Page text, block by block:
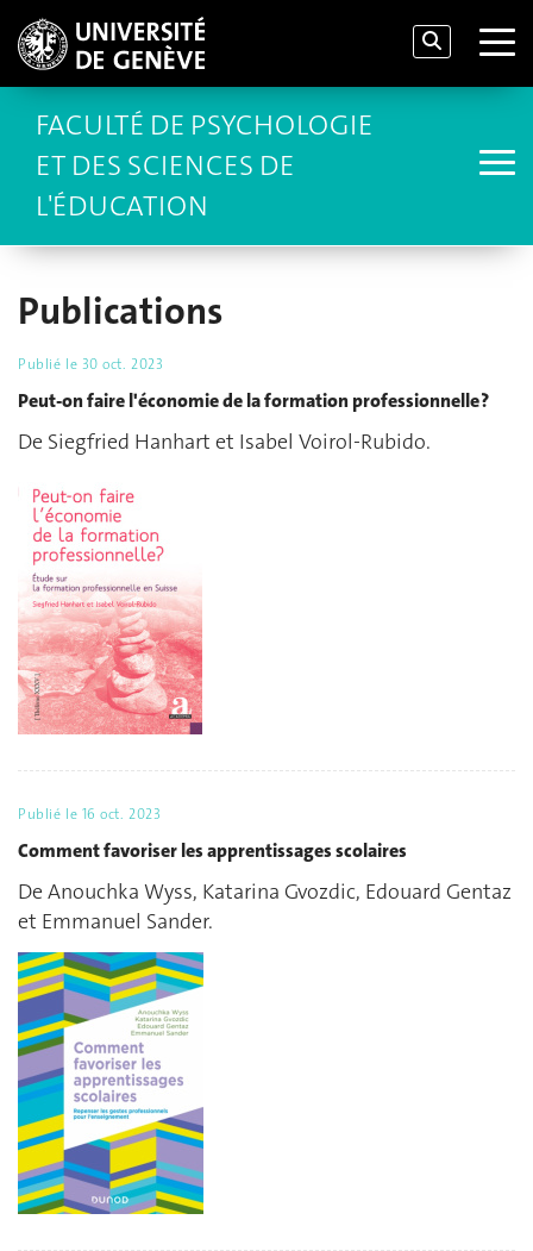
FACULTÉ DE PSYCHOLOGIE
ET DES SCIENCES DE
L'ÉDUCATION
Publications
Publié le 30 oct. 2023
Peut-on faire l'économie de la formation professionnelle ?
De Siegfried Hanhart et Isabel Voirol-Rubido.
Publié le 16 oct. 2023
Comment favoriser les apprentissages scolaires
De Anouchka Wyss, Katarina Gvozdic, Edouard Gentaz
et Emmanuel Sander.